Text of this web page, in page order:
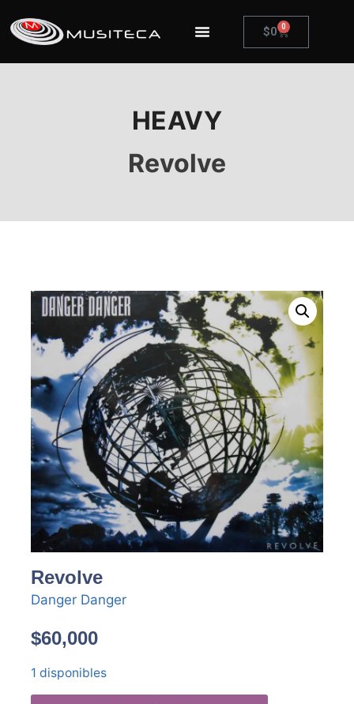
$0 0
HEAVY
Revolve
Revolve
Danger Danger
$60,000
1 disponibles